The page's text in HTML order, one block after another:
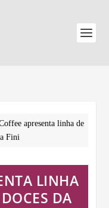
apresenta linha de
Fini
LINHA
DA